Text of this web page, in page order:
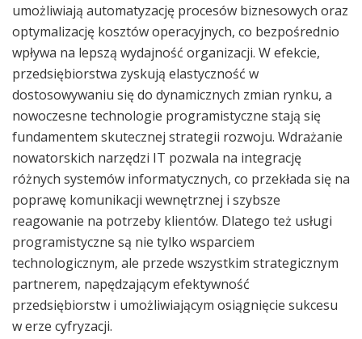
umożliwiają automatyzację procesów biznesowych oraz
optymalizację kosztów operacyjnych, co bezpośrednio
wpływa na lepszą wydajność organizacji. W efekcie,
przedsiębiorstwa zyskują elastyczność w
dostosowywaniu się do dynamicznych zmian rynku, a
nowoczesne technologie programistyczne stają się
fundamentem skutecznej strategii rozwoju. Wdrażanie
nowatorskich narzędzi IT pozwala na integrację
różnych systemów informatycznych, co przekłada się na
poprawę komunikacji wewnętrznej i szybsze
reagowanie na potrzeby klientów. Dlatego też usługi
programistyczne są nie tylko wsparciem
technologicznym, ale przede wszystkim strategicznym
partnerem, napędzającym efektywność
przedsiębiorstw i umożliwiającym osiągnięcie sukcesu
w erze cyfryzacji.